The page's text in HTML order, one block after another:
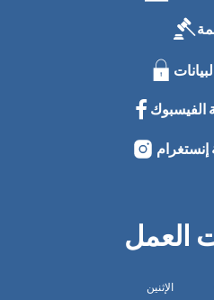
الفيسبوك
العمل
الإثنين